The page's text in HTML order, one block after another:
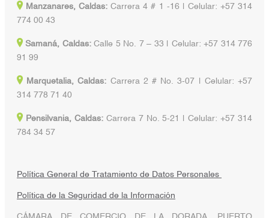
Manzanares, Caldas: Carrera 4 # 1 -16 | Celular: +57 314
774 00 43
Samaná, Caldas:Calle 5 No. 7 – 33 | Celular: +57 314 776
91 99
Marquetalia, Caldas: Carrera 2 # No. 3-07 | Celular: +57
314 778 71 40
Pensilvania, Caldas:Carrera 7 No. 5-21 | Celular: +57 314
784 34 57
Política General de Tratamiento de Datos Personales
Política de la Seguridad de la Información